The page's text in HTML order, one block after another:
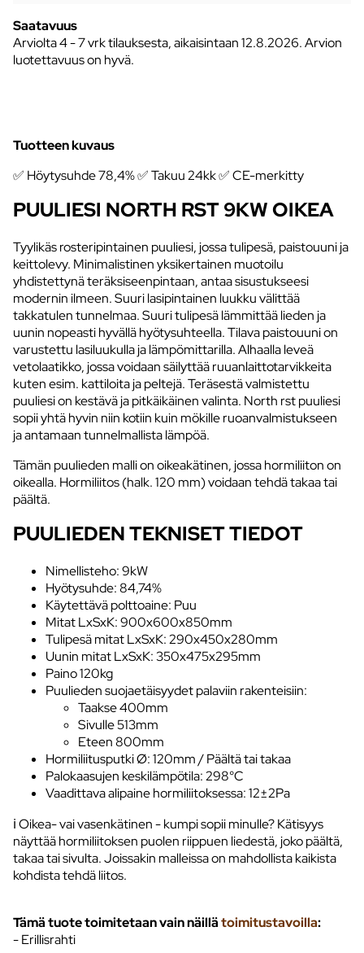
Saatavuus
Arviolta4 - 7 vrk tilauksesta, aikaisintaan 12.8.2026.Arvion
luotettavuus on hyvä.
Tuotteen kuvaus
✅ Höytysuhde 78,4% ✅ Takuu 24kk ✅ CE-merkitty
PUULIESI NORTH RST 9KW OIKEA
Tyylikäs rosteripintainen puuliesi, jossa tulipesä, paistouuni ja
keittolevy. Minimalistinen yksikertainen muotoilu
yhdistettynä teräksiseenpintaan, antaa sisustukseesi
modernin ilmeen. Suuri lasipintainen luukku välittää
takkatulen tunnelmaa. Suuri tulipesä lämmittää lieden ja
uunin nopeasti hyvällä hyötysuhteella. Tilava paistouuni on
varustettu lasiluukulla ja lämpömittarilla. Alhaalla leveä
vetolaatikko, jossa voidaan säilyttää ruuanlaittotarvikkeita
kuten esim. kattiloita ja peltejä. Teräsestä valmistettu
puuliesi on kestävä ja pitkäikäinen valinta. North rst puuliesi
sopii yhtä hyvin niin kotiin kuin mökille ruoanvalmistukseen
ja antamaan tunnelmallista lämpöä.
Tämän puulieden malli on oikeakätinen, jossa hormiliiton on
oikealla. Hormiliitos (halk. 120 mm) voidaan tehdä takaa tai
päältä.
PUULIEDEN TEKNISET TIEDOT
Nimellisteho: 9kW
Hyötysuhde: 84,74%
Käytettävä polttoaine: Puu
Mitat LxSxK: 900x600x850mm
Tulipesä mitat LxSxK: 290x450x280mm
Uunin mitat LxSxK: 350x475x295mm
Paino 120kg
Puulieden suojaetäisyydet palaviin rakenteisiin:
Taakse 400mm
Sivulle 513mm
Eteen 800mm
Hormiliitusputki Ø: 120mm / Päältä tai takaa
Palokaasujen keskilämpötila: 298°C
Vaadittava alipaine hormiliitoksessa: 12±2Pa
ℹ️ Oikea- vai vasenkätinen - kumpi sopii minulle? Kätisyys
näyttää hormiliitoksen puolen riippuen liedestä, joko päältä,
takaa tai sivulta. Joissakin malleissa on mahdollista kaikista
kohdista tehdä liitos.
Tämä tuote toimitetaan vain näillätoimitustavoilla:
- Erillisrahti